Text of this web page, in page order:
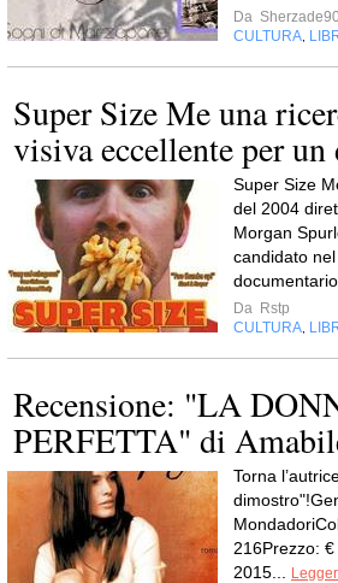
Da Sherzade90
CULTURA
Super Size Me una
visiva eccellente per
Super Size
del 2004
Morgan
candidato
Da Rstp
CULTURA
Recensione: "LA
PERFETTA" di
Torna
216Prezzo:
2015...